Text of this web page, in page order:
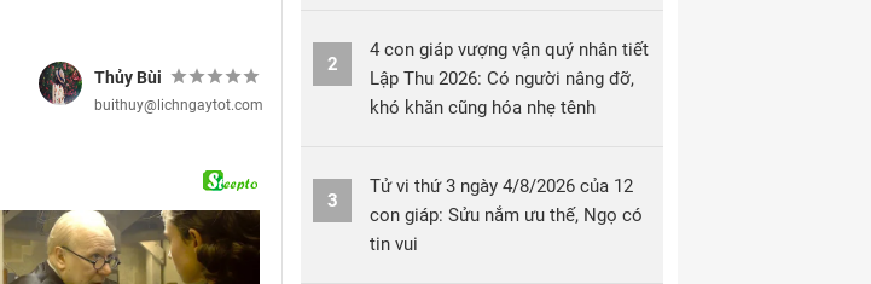
Thủy Bùi
buithuy@lichngaytot.com
2
4 con giáp vượng vận quý nhân tiết
Lập Thu 2026: Có người nâng đỡ,
khó khăn cũng hóa nhẹ tênh
3
Tử vi thứ 3 ngày 4/8/2026 của 12
con giáp: Sửu nắm ưu thế, Ngọ có
tin vui